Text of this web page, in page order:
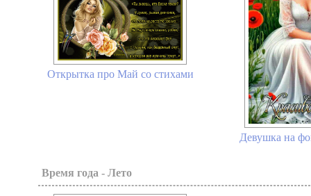
Открытка про Май со стихами
Девушка на
Время года - Лето